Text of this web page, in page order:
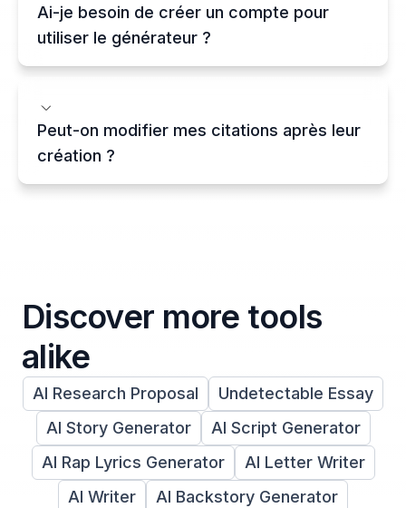
Ai-je besoin de créer un compte pour
utiliser le générateur ?
Peut-on modifier mes citations après leur
création ?
Discover more tools
alike
AI Research Proposal
Undetectable Essay
AI Story Generator
AI Script Generator
AI Rap Lyrics Generator
AI Letter Writer
AI Writer
AI Backstory Generator